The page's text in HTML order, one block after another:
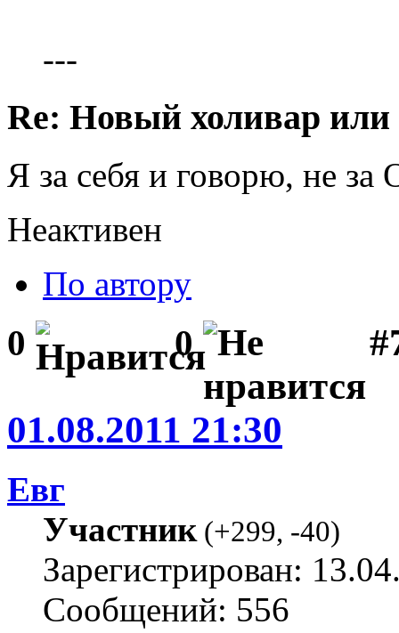
---
Re: Новый холивар
Я за себя и говорю, не за
Неактивен
По автору
0 0
01.08.2011 21:30
Евг
Участник(+299, -40)
Зарегистрирован:
Сообщений: 556